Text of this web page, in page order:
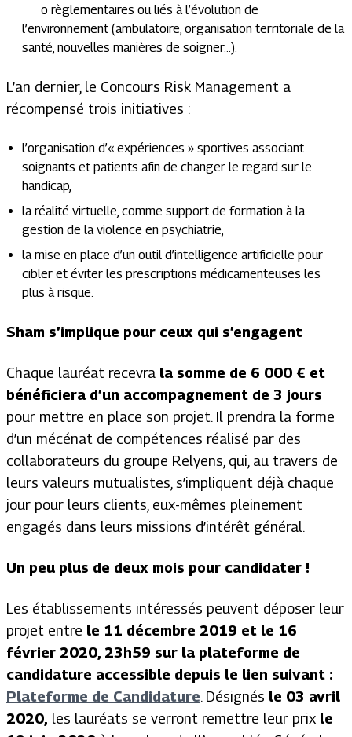
o règlementaires ou liés à l’évolution de
l’environnement (ambulatoire, organisation territoriale de la
santé, nouvelles manières de soigner…).
L’an dernier, le Concours Risk Management a
récompensé trois initiatives :
l’organisation d’« expériences » sportives associant
soignants et patients afin de changer le regard sur le
handicap,
la réalité virtuelle, comme support de formation à la
gestion de la violence en psychiatrie,
la mise en place d’un outil d’intelligence artificielle pour
cibler et éviter les prescriptions médicamenteuses les
plus à risque.
Sham s’implique pour ceux qui s’engagent
Chaque lauréat recevra la somme de 6 000 € et
bénéficiera d’un accompagnement de 3 jours
pour mettre en place son projet. Il prendra la forme
d’un mécénat de compétences réalisé par des
collaborateurs du groupe Relyens, qui, au travers de
leurs valeurs mutualistes, s’impliquent déjà chaque
jour pour leurs clients, eux-mêmes pleinement
engagés dans leurs missions d’intérêt général.
Un peu plus de deux mois pour candidater !
Les établissements intéressés peuvent déposer leur
projet entre le 11 décembre 2019 et le 16
février 2020, 23h59 sur la plateforme de
candidature accessible depuis le lien suivant :
Plateforme de Candidature. Désignés le 03 avril
2020, les lauréats se verront remettre leur prix le